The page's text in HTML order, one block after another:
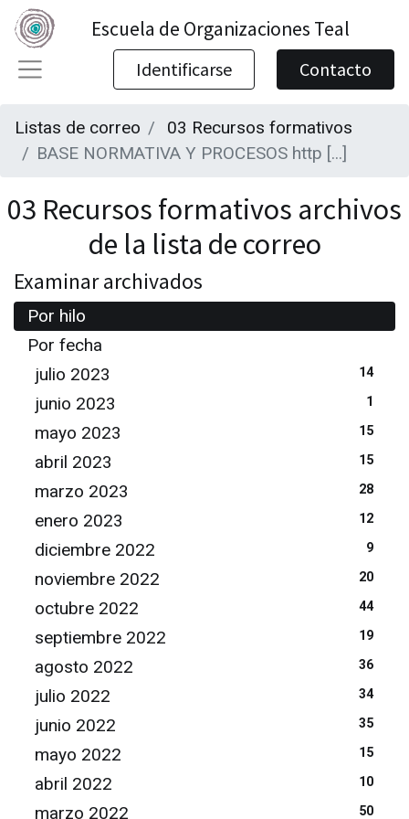
Escuela de Organizaciones Teal
Identificarse Contacto
Listas de correo
03 Recursos formativos
BASE NORMATIVA Y PROCESOS http [...]
03 Recursos formativos archivos
de la lista de correo
Examinar archivados
Por hilo
Por fecha
julio 2023
14
junio 2023 1
mayo 2023 15
abril 2023 15
marzo 2023 28
enero 2023 12
diciembre 2022 9
noviembre 2022 20
octubre 2022 44
septiembre 2022 19
agosto 2022 36
julio 2022 34
junio 2022 35
mayo 2022 15
abril 2022 10
marzo 2022 50